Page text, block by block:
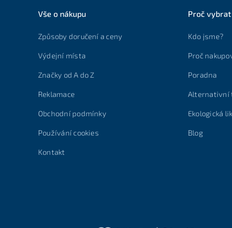
Vše o nákupu
Způsoby doručení a ceny
Výdejní místa
Značky od A do Z
Reklamace
Obchodní podmínky
Používání cookies
Kontakt
Proč vybrat
Kdo jsme?
Proč
Poradna
Alternativní
Ekologická
Blog